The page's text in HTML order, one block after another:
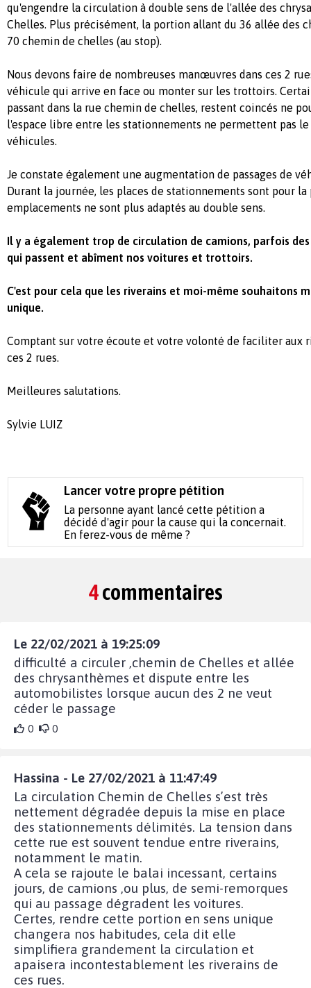
qu'engendre la circulation à double sens de l'allée des
Chelles. Plus précisément, la portion allant du 36 allée des
70 chemin de chelles (au stop).
Nous devons faire de nombreuses manœuvres dans ces 2
véhicule qui arrive en face ou monter sur les trottoirs.
passant dans la rue chemin de chelles, restent coincés ne
l'espace libre entre les stationnements ne permettent pas le
véhicules.
Je constate également une augmentation de passages de
Durant la journée, les places de stationnements sont pour
emplacements ne sont plus adaptés au double sens.
Il y a également trop de circulation de camions, parfois
qui passent et abîment nos voitures et trottoirs.
C'est pour cela que les riverains et moi-même souhaitons
unique.
Comptant sur votre écoute et votre volonté de faciliter aux
ces 2 rues.
Meilleures salutations.
Sylvie LUIZ
Lancer votre propre pétition
La personne ayant lancé cette pétition a
décidé d'agir pour la cause qui la concernait.
En ferez-vous de même ?
4commentaires
Le 22/02/2021 à 19:25:09
difficulté a circuler ,chemin de Chelles et allée
des chrysanthèmes et dispute entre les
automobilistes lorsque aucun des 2 ne veut
céder le passage
0 0
Hassina - Le 27/02/2021 à 11:47:49
La circulation Chemin de Chelles s’est très
nettement dégradée depuis la mise en place
des stationnements délimités. La tension dans
cette rue est souvent tendue entre riverains,
notamment le matin.
A cela se rajoute le balai incessant, certains
jours, de camions ,ou plus, de semi-remorques
qui au passage dégradent les voitures.
Certes, rendre cette portion en sens unique
changera nos habitudes, cela dit elle
simplifiera grandement la circulation et
apaisera incontestablement les riverains de
ces rues.